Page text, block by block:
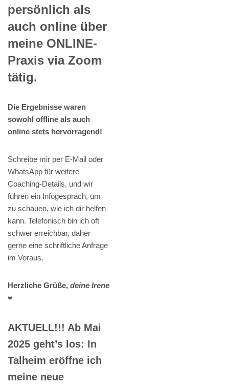
persönlich als
auch online über
meine ONLINE-
Praxis via Zoom
tätig.
Die Ergebnisse waren
sowohl offline als auch
online stets hervorragend!
Schreibe mir per E-Mail oder
WhatsApp für weitere
Coaching-Details, und wir
führen ein Infogespräch, um
zu schauen, wie ich dir helfen
kann. Telefonisch bin ich oft
schwer erreichbar, daher
gerne eine schriftliche Anfrage
im Voraus.
Herzliche Grüße, deine Irene
❤️
AKTUELL!!! Ab Mai
2025 geht’s los: In
Talheim eröffne ich
meine neue